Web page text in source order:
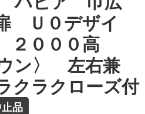
Ｕ０デザイ
０００高
ウン〉 左右兼
ラクローズ付
品